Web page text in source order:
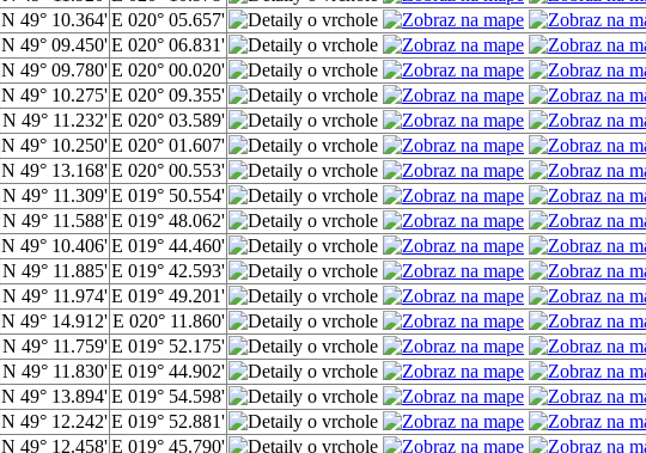
N 49° 10.364'E 020° 05.657'
N 49° 09.450'E 020° 06.831'
N 49° 09.780'E 020° 00.020'
N 49° 10.275'E 020° 09.355'
N 49° 11.232'E 020° 03.589'
N 49° 10.250'E 020° 01.607'
N 49° 13.168'E 020° 00.553'
N 49° 11.309'E 019° 50.554'
N 49° 11.588'E 019° 48.062'
N 49° 10.406'E 019° 44.460'
N 49° 11.885'E 019° 42.593'
N 49° 11.974'E 019° 49.201'
N 49° 14.912' E 020° 11.860'
N 49° 11.759'E 019° 52.175'
N 49° 11.830'E 019° 44.902'
N 49° 13.894'E 019° 54.598'
N 49° 12.242'E 019° 52.881'
N 49° 12.458'E 019° 45.790'